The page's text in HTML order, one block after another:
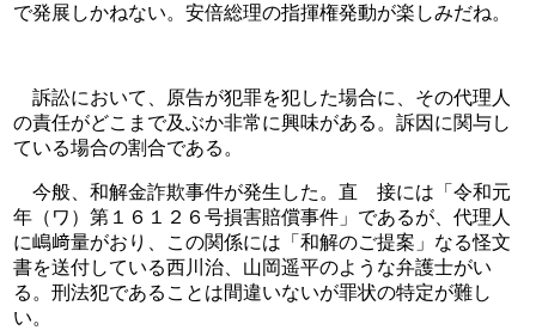
で発展しかねない。安倍総理の指揮権発動が楽しみだね。
訴訟において、原告が犯罪を犯した場合に、その代理人
の責任がどこまで及ぶか非常に興味がある。訴因に関与し
ている場合の割合である。
今般、和解金詐欺事件が発生した。直　接には「令和元
年（ワ）第１６１２６号損害賠償事件」であるが、代理人
に嶋﨑量がおり、この関係には「和解のご提案」なる怪文
書を送付している西川治、山岡遥平のような弁護士がい
る。刑法犯であることは間違いないが罪状の特定が難し
い。